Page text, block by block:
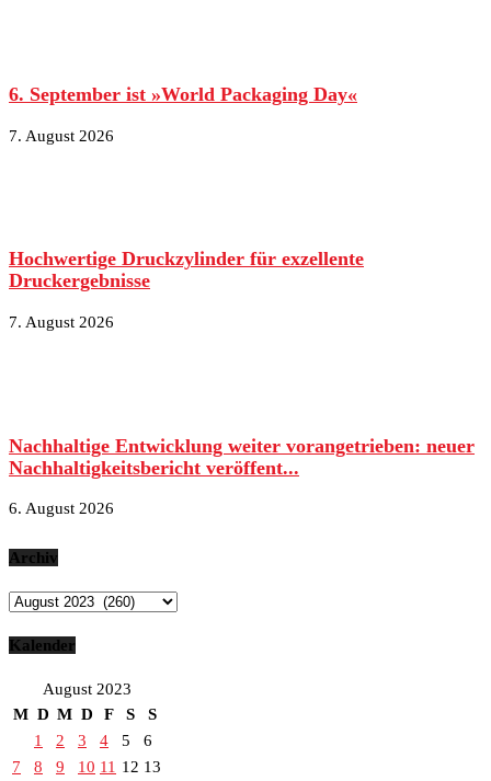
6. September ist »World Packaging Day«
7. August 2026
Hochwertige Druckzylinder für exzellente
Druckergebnisse
7. August 2026
Nachhaltige Entwicklung weiter vorangetrieben: neuer
Nachhaltigkeitsbericht veröffent...
6. August 2026
Archiv
Archiv
Kalender
August 2023
M D M D F S
S
1
2 3 4 5
6
7
8 9 10 11 12 13